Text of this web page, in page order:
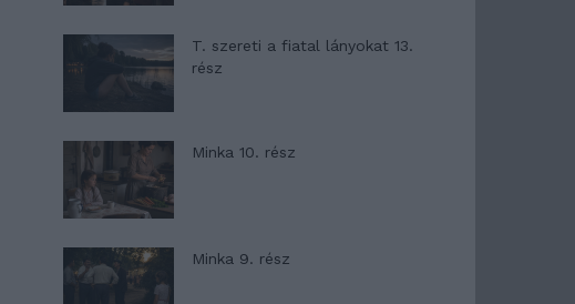
T. szereti a fiatal lányokat 13.
rész
Minka 10. rész
Minka 9. rész